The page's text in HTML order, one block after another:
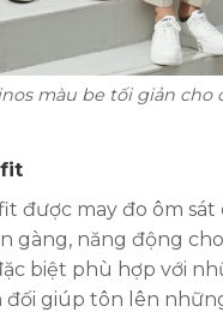
màu be tối giản cho
fit
được may đo ôm
gàng, năng động
biệt phù hợp với
đối giúp tôn lên